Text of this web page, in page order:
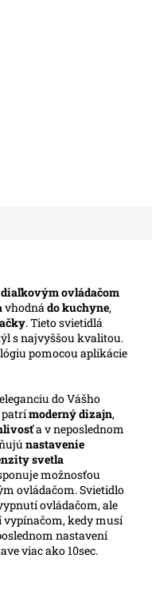
diaľkovým ovládačom
vhodnádo kuchyne,
. Tieto svietidlá
s najvyššou kvalitou.
pomocou aplikácie
do Vášho
patrímoderný dizajn,
a v neposlednom
nastavenie
svetla
možnosťou
ovládačom. Svietidlo
ovládačom, ale
vypínačom, kedy musí
nastavení
viac ako 10sec.